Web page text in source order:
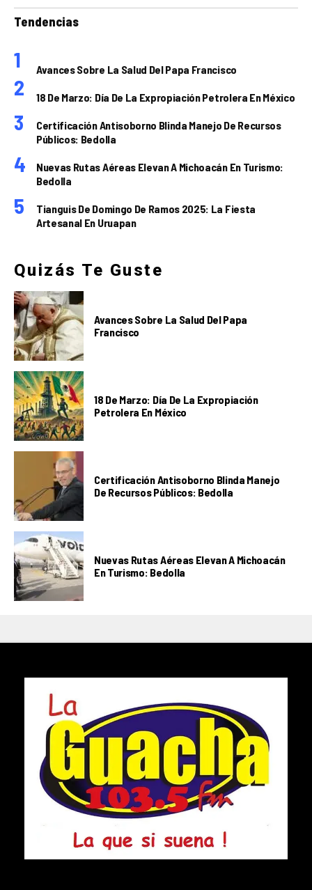
Tendencias
Avances Sobre La Salud Del Papa Francisco
18 De Marzo: Día De La Expropiación Petrolera En México
Certificación Antisoborno Blinda Manejo De Recursos
Públicos: Bedolla
Nuevas Rutas Aéreas Elevan A Michoacán En Turismo:
Bedolla
Tianguis De Domingo De Ramos 2025: La Fiesta
Artesanal En Uruapan
Quizás Te Guste
Avances Sobre La Salud Del Papa
Francisco
18 De Marzo: Día De La Expropiación
Petrolera En México
Certificación Antisoborno Blinda Manejo
De Recursos Públicos: Bedolla
Nuevas Rutas Aéreas Elevan A Michoacán
En Turismo: Bedolla